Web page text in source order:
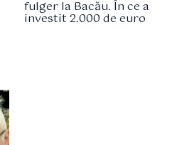
fulger la Bacău. În ce a
investit 2.000 de euro